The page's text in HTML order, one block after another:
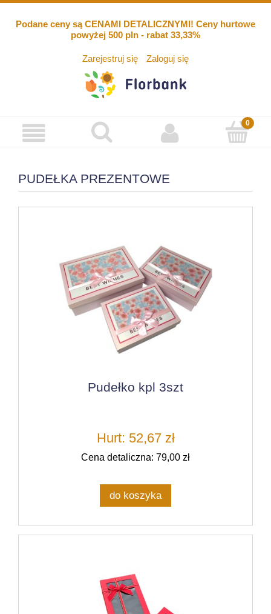
Podane ceny są CENAMI DETALICZNYMI! Ceny hurtowe
powyżej 500 pln - rabat 33,33%
Zarejestruj się Zaloguj się
PUDEŁKA PREZENTOWE
Pudełko kpl 3szt
Hurt: 52,67 zł
Cena detaliczna: 79,00 zł
do koszyka